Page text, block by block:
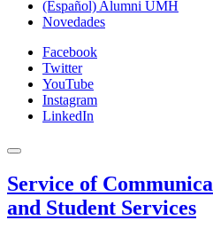
(Español) Alumni UMH
Novedades
Facebook
Twitter
YouTube
Instagram
LinkedIn
Service of
and Student Services